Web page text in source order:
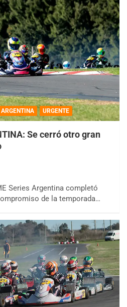
URGENTE
Se cerró otro gran
Series Argentina completó
de la temporada…